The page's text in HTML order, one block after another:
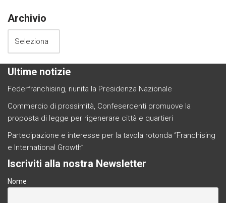
Archivio
Ultime notizie
Federfranchising, riunita la Presidenza Nazionale
Commercio di prossimità, Confesercenti promuove la
proposta di legge per rigenerare città e quartieri
Partecipazione e interesse per la tavola rotonda “Franchising
e International Growth”
Iscriviti alla nostra Newsletter
Nome